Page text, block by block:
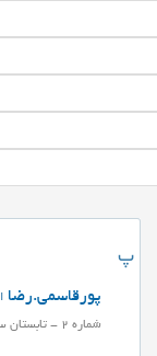
پ
پورقاسمی.رضا
شماره 2
-تابستان